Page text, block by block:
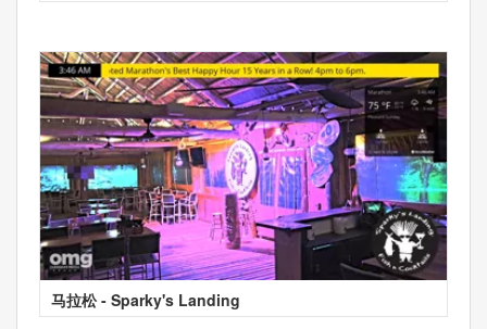
马拉松 - Sparky's Landing